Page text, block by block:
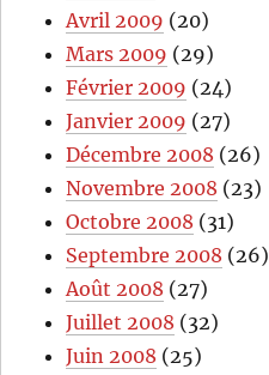
Avril 2009 (20)
Mars 2009 (29)
Février 2009 (24)
Janvier 2009 (27)
Décembre 2008 (26)
Novembre 2008 (23)
Octobre 2008 (31)
Septembre 2008 (26)
Août 2008 (27)
Juillet 2008 (32)
Juin 2008 (25)